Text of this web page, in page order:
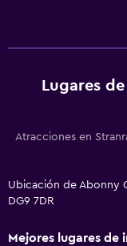
Lugares
Atracciones en
Ubicación de Abonny
DG9 7DR
Mejores lugares de